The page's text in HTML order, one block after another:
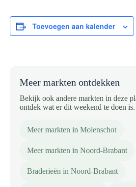
Toevoegen aan kalender
Meer markten ontdekken
Bekijk ook andere markten in deze
ontdek wat er dit weekend te doen is.
Meer markten in Molenschot
Meer markten in Noord-Brabant
Braderieën in Noord-Brabant